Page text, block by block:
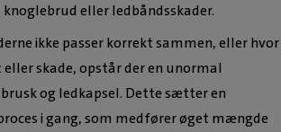
eller ledbåndsskader.
ikke passer korrekt sammen, eller hvor
skade, opstår der en unormal
og ledkapsel. Dette sætter en
i gang, som medfører øget mængde